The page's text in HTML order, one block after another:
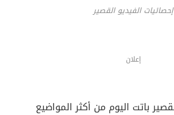
إحصائيات الفيديو القصير
إعلان